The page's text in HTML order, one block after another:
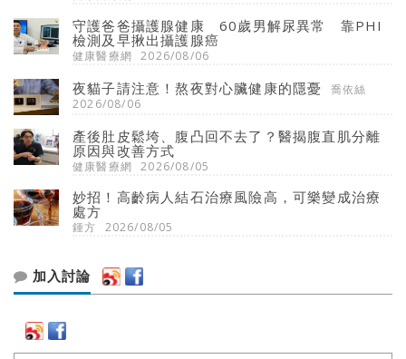
守護爸爸攝護腺健康 60歲男解尿異常 靠PHI
檢測及早揪出攝護腺癌
健康醫療網 2026/08/06
夜貓子請注意！熬夜對心臟健康的隱憂
喬依絲
2026/08/06
產後肚皮鬆垮、腹凸回不去了？醫揭腹直肌分離
原因與改善方式
健康醫療網 2026/08/05
妙招！高齡病人結石治療風險高，可樂變成治療
處方
鍾方 2026/08/05
加入討論